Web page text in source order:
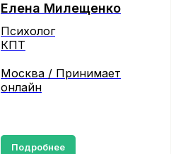
Елена Милещенко
Психолог
КПТ
Москва / Принимает
онлайн
Подробнее